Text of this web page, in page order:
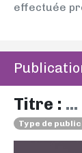
effectuée
Titre : ...
Type de